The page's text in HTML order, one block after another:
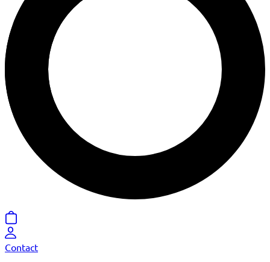
Contact